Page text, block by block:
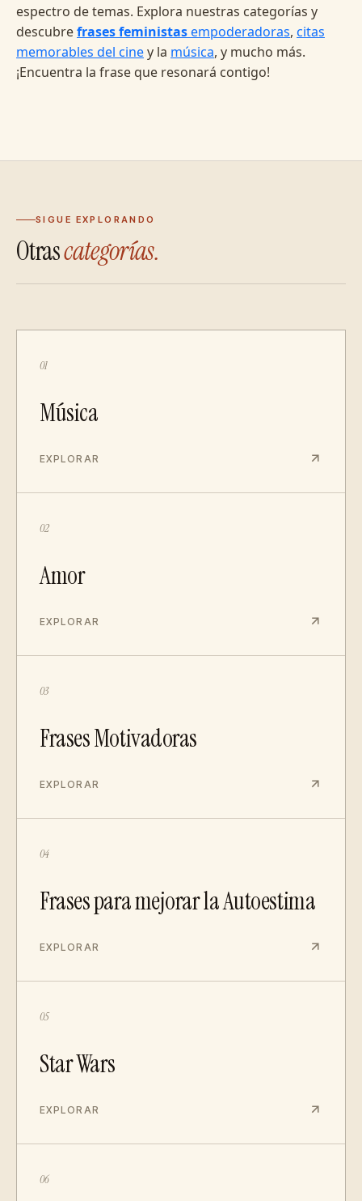
espectro de temas. Explora nuestras categorías y
descubrefrases feministasempoderadoras, citas
memorables del ciney la música, y mucho más.
¡Encuentra la frase que resonará contigo!
SIGUE EXPLORANDO
Otrascategorías.
01
Música
EXPLORAR
02
Amor
EXPLORAR
03
Frases Motivadoras
EXPLORAR
04
Frases para mejorar la Autoestima
EXPLORAR
05
Star Wars
EXPLORAR
06